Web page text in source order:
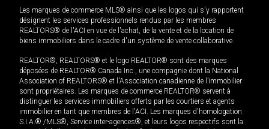
Les marques de commerce MLS® ainsi que les logos qui s'y rapportent
désignent les services professionnels rendus par les membres
REALTORS® de l'ACI en vue de l'achat, de la vente et de la location de
biens immobiliers dans le cadre d'un système de vente collaborative.
REALTOR®, REALTORS® et le logo REALTOR® sont des marques
déposées de REALTOR® Canada Inc., une compagnie dont la National
Association of REALTORS® et l'Association canadienne de l’immobilier
sont propriétaires. Les marques de commerce REALTOR® servent à
distinguer les services immobiliers offerts par les courtiers et agents
immobilier en tant que membres de l'ACI. Les marques d'homologation
S.I.A.® /MLS®, Service inter-agences®, et leurs logos respectifs sont la